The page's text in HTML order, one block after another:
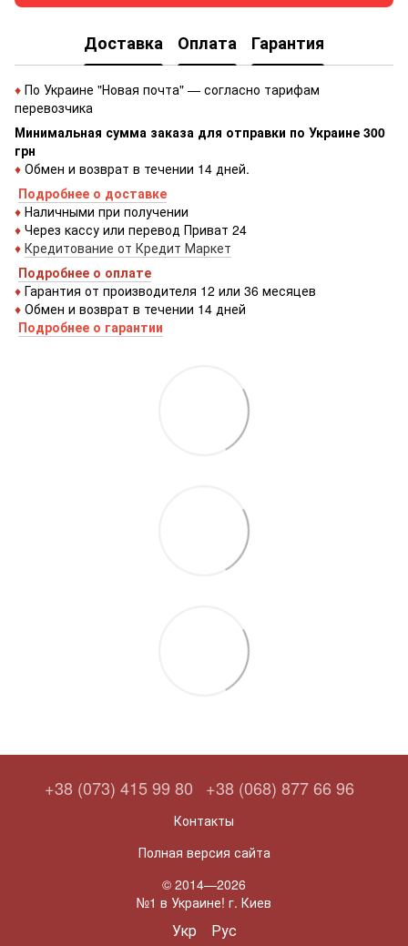
Доставка Оплата Гарантия
♦ По Украине "Новая почта" — согласно тарифам
перевозчика
Минимальная сумма заказа для отправки по Украине 300
грн
♦ Обмен и возврат в течении 14 дней.
Подробнее о доставке
♦ Наличными при получении
♦ Через кассу или перевод Приват 24
♦ Кредитование от Кредит Маркет
Подробнее о оплате
♦ Гарантия от производителя 12 или 36 месяцев
♦ Обмен и возврат в течении 14 дней
Подробнее о гарантии
+38 (073) 415 99 80 +38 (068) 877 66 96
Контакты
Полная версия сайта
© 2014—2026
№1 в Украине! г. Киев
Укр Рус